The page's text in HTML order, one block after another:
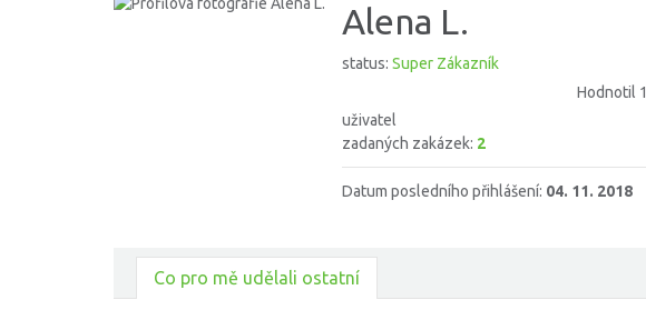
Alena L.
status: Super Zákazník
Hodnotil 1
uživatel
zadaných zakázek: 2
Datum posledního přihlášení: 04. 11. 2018
Co pro mě udělali ostatní